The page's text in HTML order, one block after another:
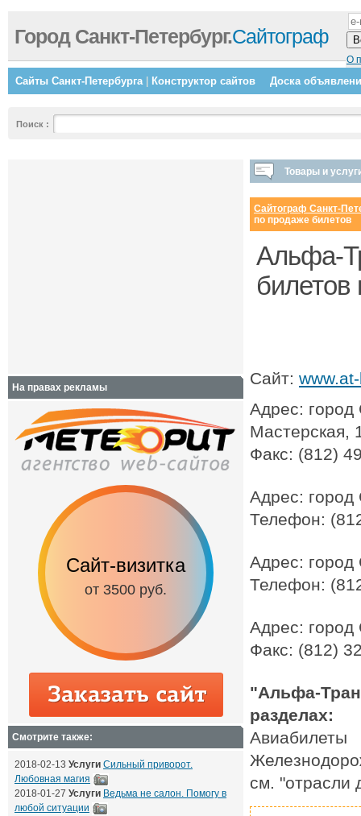
О
Город Санкт-Петербург.Сайтограф
Сайты Санкт-Петербурга| Конструктор сайтов Доска
Поиск :
Товары и
Сайтограф Санкт-
по продаже билетов
Альфа-
билетов
Сайт:
Адрес: город
Мастерская,
Факс: (812)
Адрес: город
Телефон:
Адрес: город
Телефон:
Адрес: город
Факс: (812)
"Альфа-
разделах:
Авиабилеты
см. "отрасли
На правах рекламы
Сайт-визитка
от 3500 руб.
Сайт с
от 6500 руб.
Смотрите также:
2018-02-13 Услуги Сильный приворот.
Любовная магия
2018-01-27 Услуги Ведьма не салон. Помогу в
любой ситуации